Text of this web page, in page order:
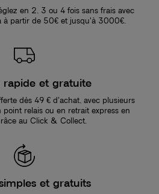
en 2, 3 ou 4 fois sans frais avec
à partir de 50€ et jusqu'à 3000€.
rapide et gratuite
dès 49 € d’achat, avec plusieurs
point relais ou en retrait express en
au Click & Collect.
et gratuits